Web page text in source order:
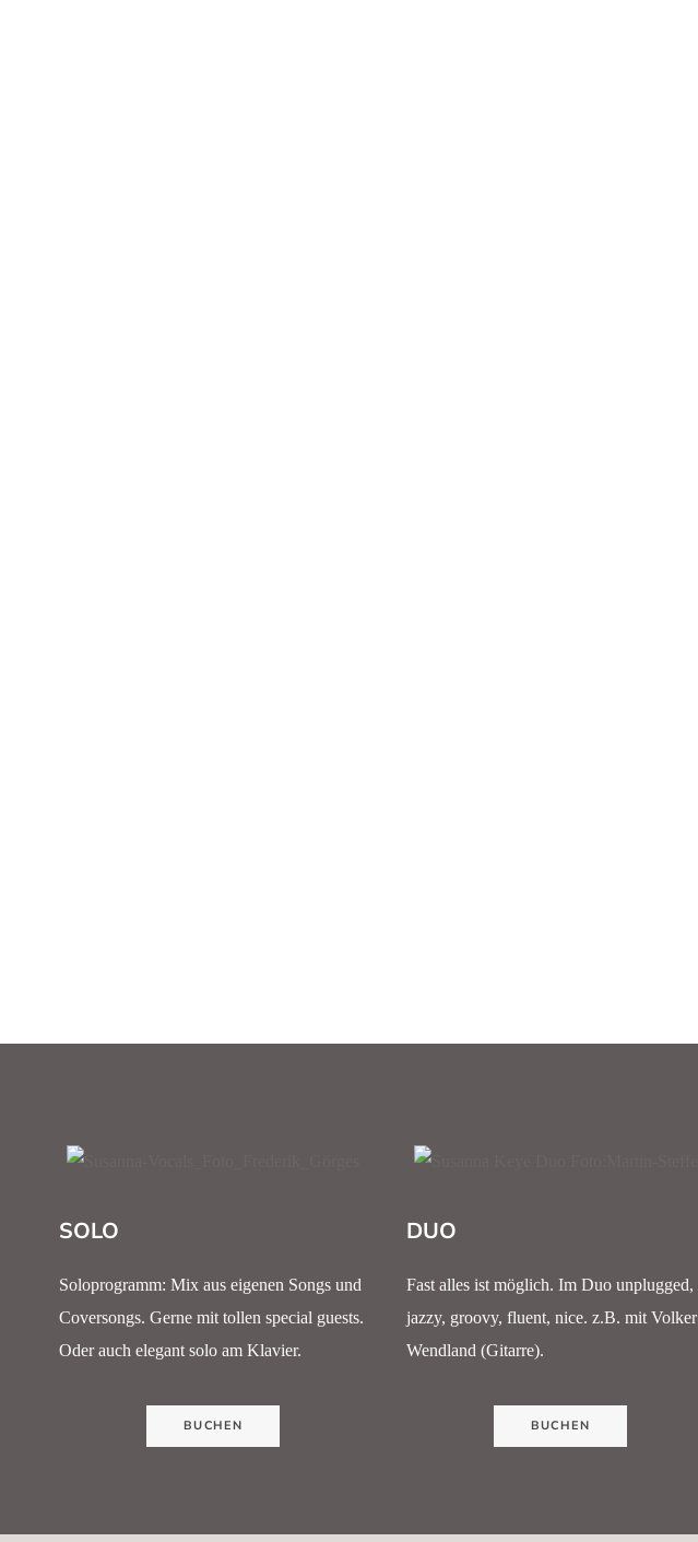
SOLO
Soloprogramm: Mix aus eigenen Songs und
Coversongs. Gerne mit tollen special guests.
Oder auch elegant solo am Klavier.
BUCHEN
DUO
Fast alles ist möglich. Im Duo unplugged,
jazzy, groovy, fluent, nice. z.B. mit Volker
Wendland (Gitarre).
BUCHEN